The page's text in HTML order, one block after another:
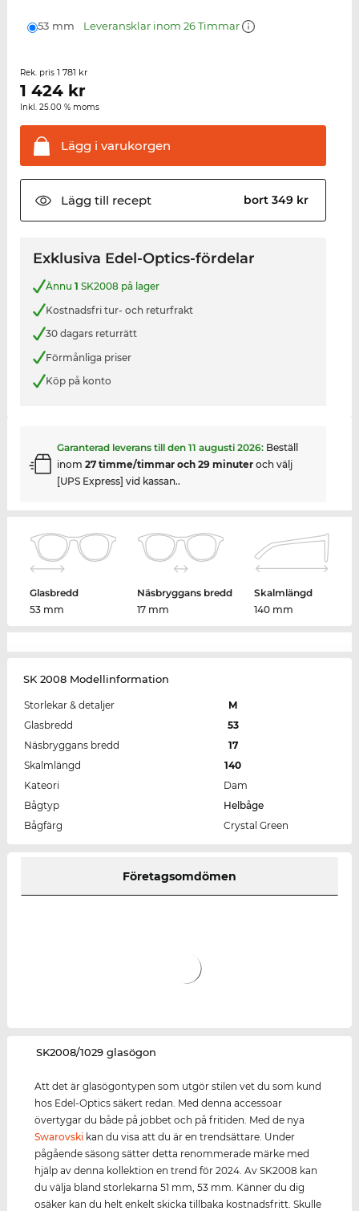
53 mm Leveransklar inom 26 Timmar
Rek. pris 1 781 kr
1 424kr
Inkl. 25.00 % moms
Lägg i varukorgen
Lägg till recept bort 349 kr
Exklusiva Edel-Optics-fördelar
Ännu 1 SK2008 på lager
Kostnadsfri tur- och returfrakt
30 dagars returrätt
Förmånliga priser
Köp på konto
Garanterad leverans till den 11 augusti 2026: Beställ
inom 27 timme/timmar och 29 minuteroch välj
[UPS Express] vid kassan..
Glasbredd
53 mm
Näsbryggans bredd
17 mm
Skalmlängd
140 mm
SK 2008 Modellinformation
Storlekar & detaljer
M
Glasbredd
53
Näsbryggans bredd
17
Skalmlängd
140
Kateori
Dam
Bågtyp
Helbåge
Bågfärg
Crystal Green
Företagsomdömen
‌SK2008/1029 glasögon
Att det är glasögontypen som utgör stilen vet du som kund
hos Edel-Optics säkert redan. Med denna accessoar
övertygar du både på jobbet och på fritiden. Med de nya
Swarovski kan du visa att du är en trendsättare. Under
pågående säsong sätter detta renommerade märke med
hjälp av denna kollektion en trend för 2024. Av SK2008 kan
du välja bland storlekarna 51 mm, 53 mm. Känner du dig
osäker kan du helt enkelt skicka tillbaka kostnadsfritt. Skulle